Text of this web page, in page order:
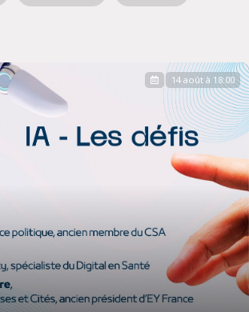
14 août à 18:00